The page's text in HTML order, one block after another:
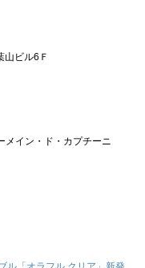
山ビル6Ｆ
イン・ド・カプチーニ